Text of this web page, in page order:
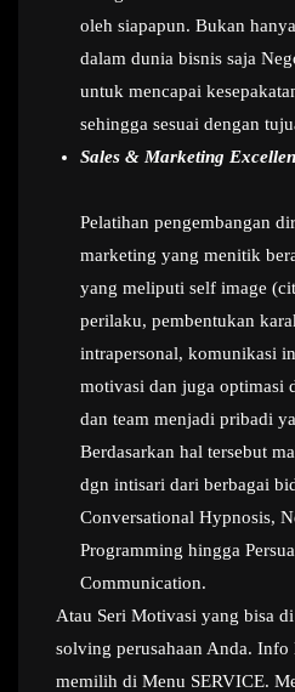
oleh siapapun. Bukan
dalam dunia bisnis saja
untuk mencapai
sehingga sesuai dengan
Sales & Marketing
Pelatihan pengembangan
marketing yang menitik
yang meliputi self image
perilaku, pembentukan
intrapersonal, komunikasi
motivasi dan juga optimasi
dan team menjadi pribadi
Berdasarkan hal tersebut
dgn intisari dari berbagai
Conversational Hypnosis,
Programming hingga
Communication.
Atau Seri Motivasi yang bisa
solving perusahaan Anda.
memilih di Menu SERVICE.